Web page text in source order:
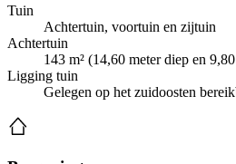
Tuin
Achtertuin, voortuin en zijtuin
Achtertuin
143 m² (14,60 meter diep en
Ligging tuin
Gelegen op het zuidoosten